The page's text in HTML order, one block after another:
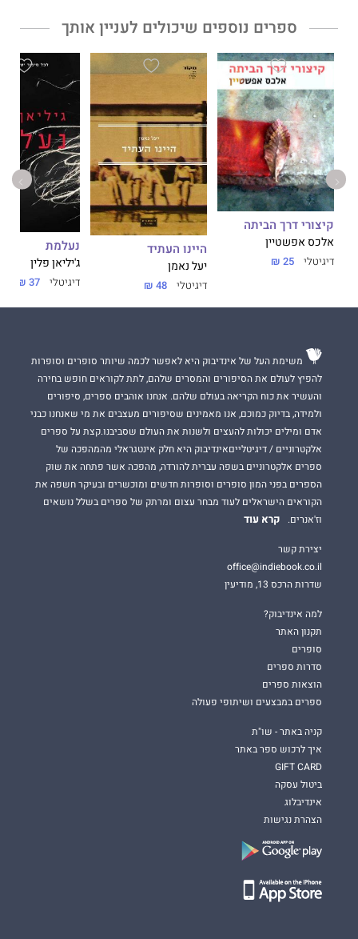
סיפורה של המדליסטית האולימפית הראשונה, שהיתה גם אלופת
אירופה וסגנית אלופת העולם, הוא גם סיפור הדרך הארוכה שעשה
הספורט הישראלי – מהימים שבהם החלום על מדליה אולימפית
נשמע לכל היותר כבדיחה גרועה ועד היום שבו קטפו ספורטאים
ישראלים תשע מדליות במשחקים האולימפיים; מהימים שבהם
הנהגים צפרו בציניות לספורטאית שרצה ברחוב ועד הימים שבהם
הפארקים מלאים באנשים שרצים להנאתם והיערות גדושים ברוכבי
אופניים.
הראשונההוא לא רק סיפור על ג'ודו וספורט. זהו ספר על כוח רצון
ונחישות, על הצבת מטרות, על התמודדות עם משברים ועל הדרך
הבלתי-מתפשרת להצלחה. ספר חובה לכל מי שמעז לחלום – ורוצה
גם להגשים.
ספרים נוספים שיכולים לעניין אותך
קיצורי דרך הביתה
אלכס אפשטיין
דיגיטלי 25 ₪
היינו העתיד
יעל נאמן
דיגיטלי 48 ₪
נעלמת
ג'יליאן פלין
דיגיטלי 37 ₪
משימת העל של אינדיבוק היא לאפשר לכמה שיותר סופרים וסופרות
להפיץ לעולם את הסיפורים והמסרים שלהם, לתת לקוראים חופש בחירה
והעשיר את כוח הקריאה בעולם שלהם. אנחנו אוהבים ספרים, סיפורים
ולמידה, בדיוק כמוכם, אנו מאמינים שסיפורים מעצבים את מי שאנחנו כבני
אדם ומילים יכולות להעצים ולשנות את העולם שסביבנו.קצת על ספרים
אלקטרוניים / דיגיטלייםאינדיבוק היא חלק אינטגראלי מהמהפכה של
ספרים אלקטרוניים בשפה עברית להורדה, מהפכה אשר פתחה את שוק
הספרים בפני המון סופרים וסופרות חדשים ומוכשרים ובעיקר חשפה את
הקוראים הישראלים לעוד מבחר עצום ומרתק של ספרים בשלל נושאים
וז'אנרים.
קרא עוד
יצירת קשר
office@indiebook.co.il
שדרות הרכס 13, מודיעין
למה אינדיבוק?
תקנון האתר
סופרים
סדרות ספרים
הוצאות ספרים
ספרים במבצעים ושיתופי פעולה
קניה באתר - שו"ת
איך לרכוש ספר באתר
GIFT CARD
ביטול עסקה
אינדיבלוג
הצהרת נגישות